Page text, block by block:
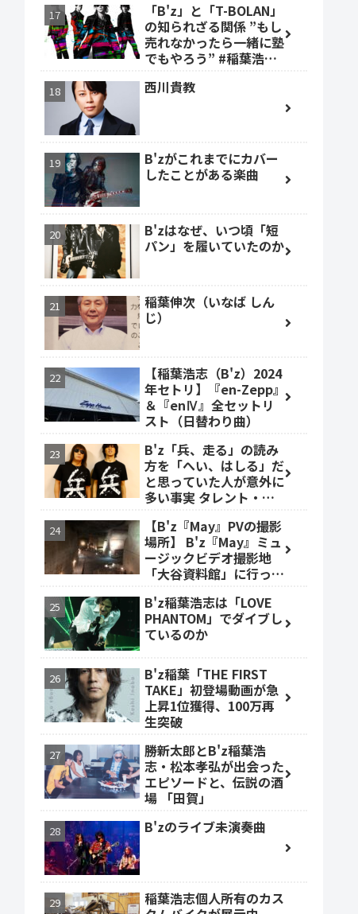
「B'z」と「T-BOLAN」
の知られざる関係 ”もし
売れなかったら一緒に塾
でもやろう” #稲葉浩志
西川貴教
B'zがこれまでにカバー
したことがある楽曲
B'zはなぜ、いつ頃「短
パン」を履いていたのか
稲葉伸次（いなば しん
じ）
【稲葉浩志（B'z）2024
年セトリ】『en-Zepp』
＆『enⅣ』全セットリ
スト（日替わり曲）
B'z「兵、走る」の読み
方を「へい、はしる」だ
と思っていた人が意外に
多い事実 タレント・ベ
【B'z『May』PVの撮影
場所】 B'z『May』ミュ
ージックビデオ撮影地
「大谷資料館」に行って
B'z稲葉浩志は「LOVE
PHANTOM」でダイブし
ているのか
B'z稲葉「THE FIRST
TAKE」初登場動画が急
上昇1位獲得、100万再
生突破
勝新太郎とB'z稲葉浩
志・松本孝弘が出会った
エピソードと、伝説の酒
場 「田賀」
B'zのライブ未演奏曲
稲葉浩志個人所有のカス